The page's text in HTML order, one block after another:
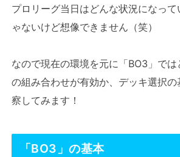
プロリーグ当日はどんな状況になっ
ゃないけど想像できません（笑）
なので現在の環境を元に「BO3」で
の組み合わせが有効か、デッキ選択
察してみます！
「BO3」の基本